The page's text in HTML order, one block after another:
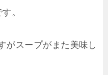
。
がスープがまた美味し